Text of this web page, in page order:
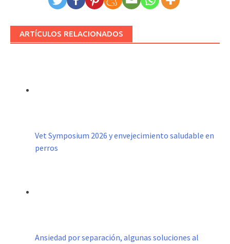
ARTÍCULOS RELACIONADOS
Vet Symposium 2026 y envejecimiento saludable en
perros
Ansiedad por separación, algunas soluciones al